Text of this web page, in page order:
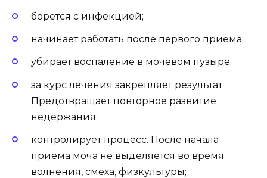
борется с инфекцией;
начинает работать после первого приема;
убирает воспаление в мочевом пузыре;
за курс лечения закрепляет результат.
Предотвращает повторное развитие
недержания;
контролирует процесс. После начала
приема моча не выделяется во время
волнения, смеха, физкультуры;